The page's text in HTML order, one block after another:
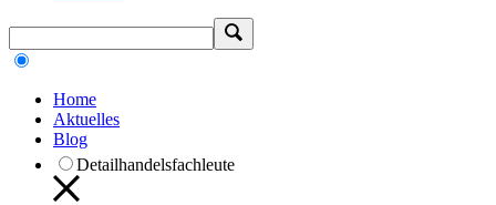
Home
Aktuelles
Blog
Detailhandelsfachleute